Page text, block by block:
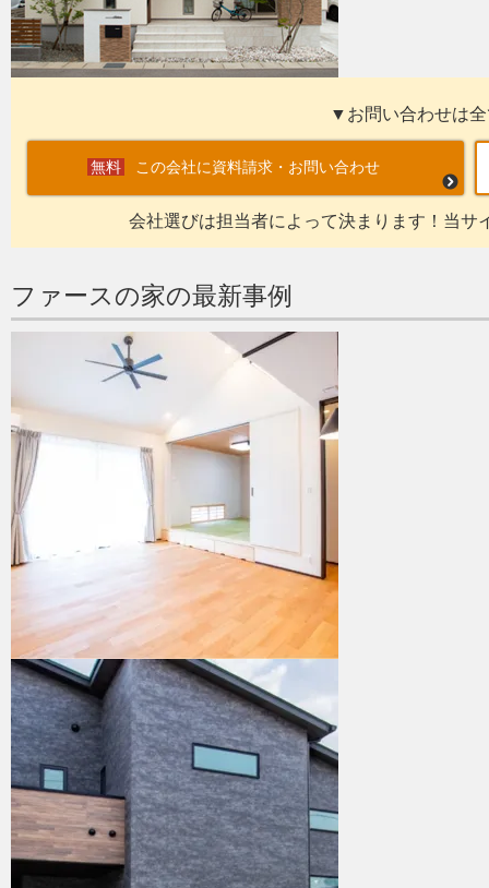
▼お問い合わせは
この会社に資料請求・お問い合わせ
会社選びは担当者によって決まります！当サ
ファースの家の最新事例